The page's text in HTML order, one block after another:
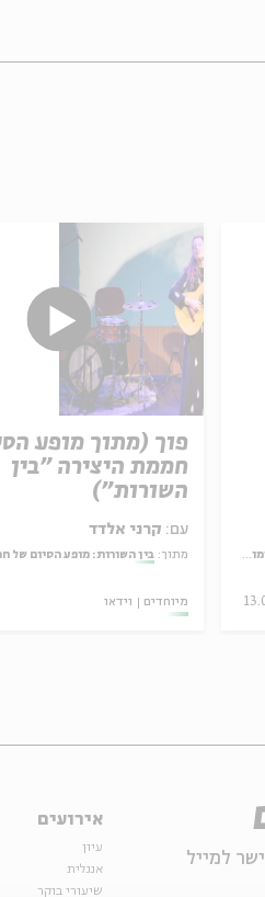
פוך (מתוך מופע
חממת היצירה "בין
השורות")
עם: קרני אלדד
מתוך: בין השורות: מופע הסיום של חממת הלימוד
מיוחדים וידאו
למייל
אירועים
עיון
אנגלית
שיעורי בוקר